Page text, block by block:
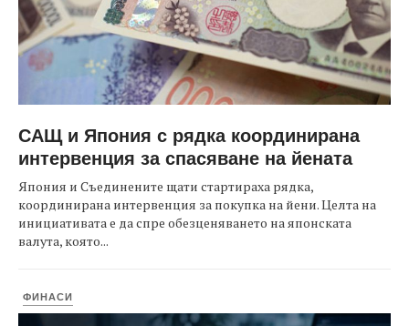
САЩ и Япония с рядка координирана
интервенция за спасяване на йената
Япония и Съединените щати стартираха рядка,
координирана интервенция за покупка на йени. Целта на
инициативата е да спре обезценяването на японската
валута, която...
ФИНАСИ